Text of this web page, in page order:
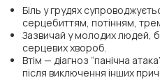
Біль у грудях
серцебиттям, потінням,
Зазвичай у молодих людей,
серцевих хвороб.
Втім — діагноз “панічна
після виключення інших